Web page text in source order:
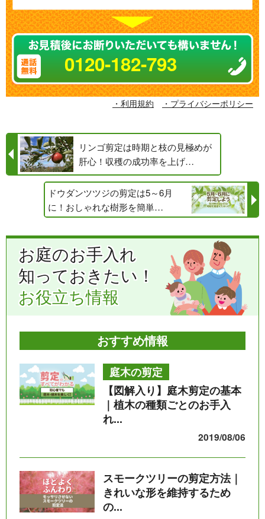
0120-182-793
・利用規約 ・プライバシーポリシー
リンゴ剪定は時期と枝の見極めが
肝心！収穫の成功率を上げ…
ドウダンツツジの剪定は5～6月
に！おしゃれな樹形を簡単…
お庭のお手入れ
知っておきたい！
お役立ち情報
おすすめ情報
庭木の剪定
【図解入り】庭木剪定の基本
｜植木の種類ごとのお手入
れ...
2019/08/06
スモークツリーの剪定方法｜
きれいな形を維持するため
の...